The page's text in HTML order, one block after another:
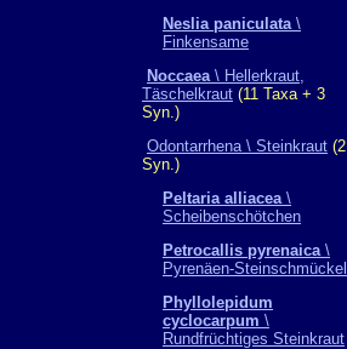
Neslia paniculata\
Finkensame
Noccaea\ Hellerkraut,
Täschelkraut (11 Taxa + 3
Syn.)
Odontarrhena \ Steinkraut (2
Syn.)
Peltaria alliacea\
Scheibenschötchen
Petrocallis pyrenaica\
Pyrenäen-Steinschmückel
Phyllolepidum
cyclocarpum \
Rundfrüchtiges Steinkraut